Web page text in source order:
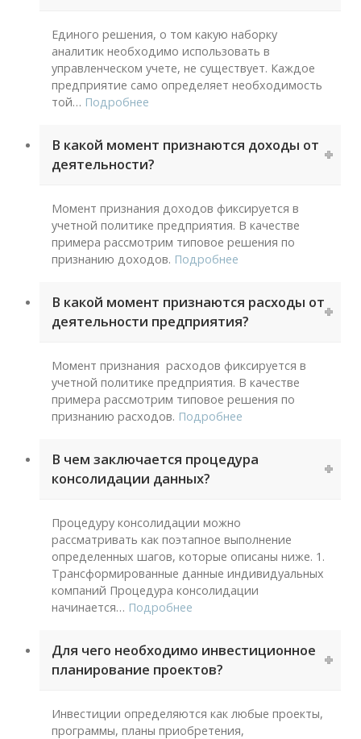
Единого решения, о том какую наборку
аналитик необходимо использовать в
управленческом учете, не существует. Каждое
предприятие само определяет необходимость
той… Подробнее
В какой момент признаются доходы от
деятельности?
Момент признания доходов фиксируется в
учетной политике предприятия. В качестве
примера рассмотрим типовое решения по
признанию доходов. Подробнее
В какой момент признаются расходы от
деятельности предприятия?
Момент признания расходов фиксируется в
учетной политике предприятия. В качестве
примера рассмотрим типовое решения по
признанию расходов. Подробнее
В чем заключается процедура
консолидации данных?
Процедуру консолидации можно
рассматривать как поэтапное выполнение
определенных шагов, которые описаны ниже. 1.
Трансформированные данные индивидуальных
компаний Процедура консолидации
начинается… Подробнее
Для чего необходимо инвестиционное
планирование проектов?
Инвестиции определяются как любые проекты,
программы, планы приобретения,